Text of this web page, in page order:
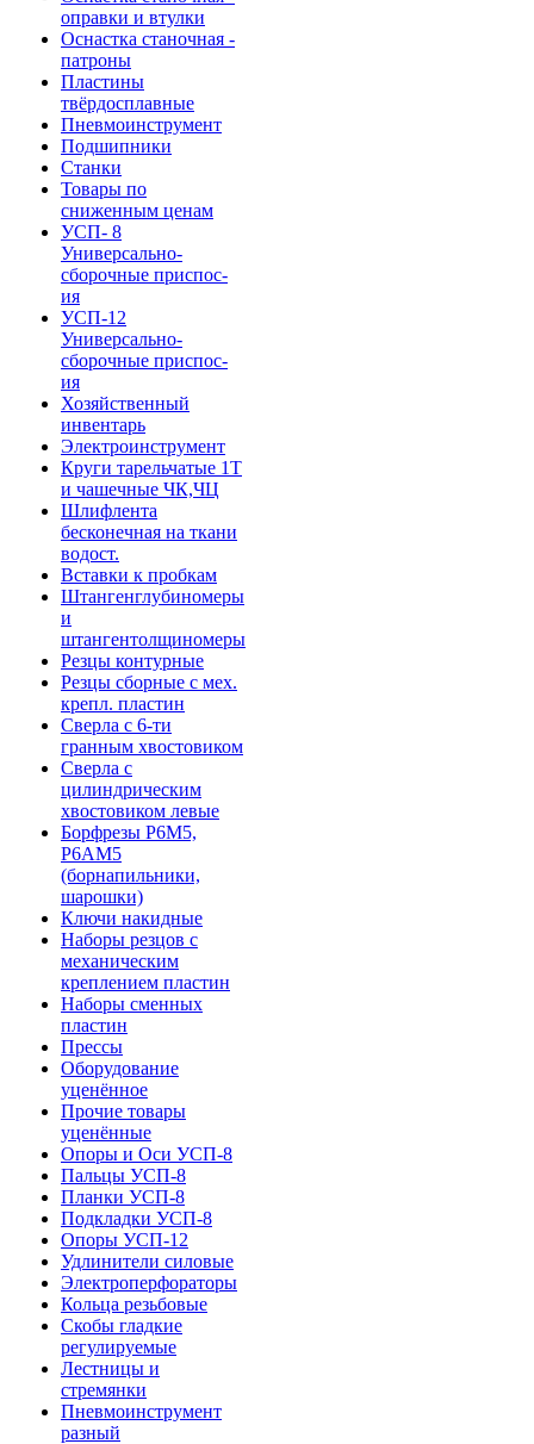
оправки и втулки
Оснастка станочная -
патроны
Пластины
твёрдосплавные
Пневмоинструмент
Подшипники
Станки
Товары по
сниженным ценам
УСП- 8
Универсально-
сборочные приспос-
ия
УСП-12
Универсально-
сборочные приспос-
ия
Хозяйственный
инвентарь
Электроинструмент
Круги тарельчатые 1Т
и чашечные ЧК,ЧЦ
Шлифлента
бесконечная на ткани
водост.
Вставки к пробкам
Штангенглубиномеры
и
штангентолщиномеры
Резцы контурные
Резцы сборные с мех.
крепл. пластин
Сверла с 6-ти
гранным хвостовиком
Сверла с
цилиндрическим
хвостовиком левые
Борфрезы Р6М5,
Р6АМ5
(борнапильники,
шарошки)
Ключи накидные
Наборы резцов с
механическим
креплением пластин
Наборы сменных
пластин
Прессы
Оборудование
уценённое
Прочие товары
уценённые
Опоры и Оси УСП-8
Пальцы УСП-8
Планки УСП-8
Подкладки УСП-8
Опоры УСП-12
Удлинители силовые
Электроперфораторы
Кольца резьбовые
Скобы гладкие
регулируемые
Лестницы и
стремянки
Пневмоинструмент
разный